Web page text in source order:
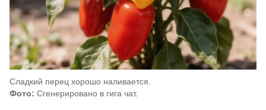
Сладкий перец хорошо наливается.
Фото: Сгенерировано в гига чат.